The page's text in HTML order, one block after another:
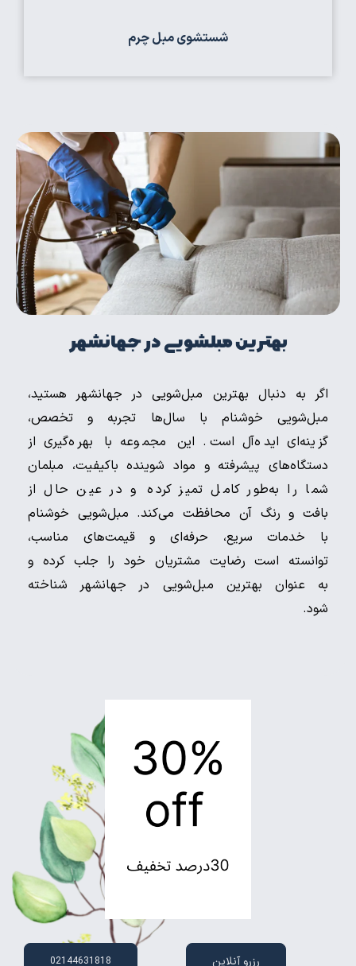
شستشوی مبل چرم
بهترین مبلشویی در جهانشهر
اگر به دنبال بهترین مبل‌شویی در جهانشهر هستید،
مبل‌شویی خوشنام با سال‌ها تجربه و تخصص،
گزینه‌ای ایده‌آل است. این مجموعه با بهره‌گیری از
دستگاه‌های پیشرفته و مواد شوینده باکیفیت، مبلمان
شما را به‌طور کامل تمیز کرده و در عین حال از
بافت و رنگ آن محافظت می‌کند. مبل‌شویی خوشنام
با خدمات سریع، حرفه‌ای و قیمت‌های مناسب،
توانسته است رضایت مشتریان خود را جلب کرده و
به عنوان بهترین مبل‌شویی در جهانشهر شناخته
شود.
رزرو آنلاین 02144631818